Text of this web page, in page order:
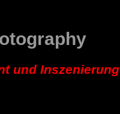
und Inszenierung